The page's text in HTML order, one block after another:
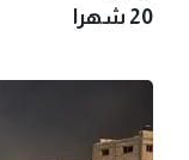
20 شهرا